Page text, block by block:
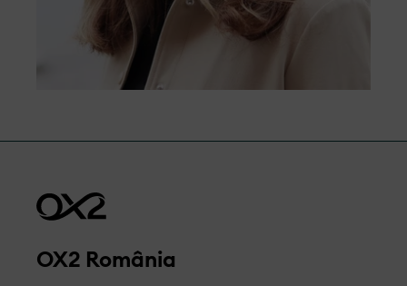
OX2 România